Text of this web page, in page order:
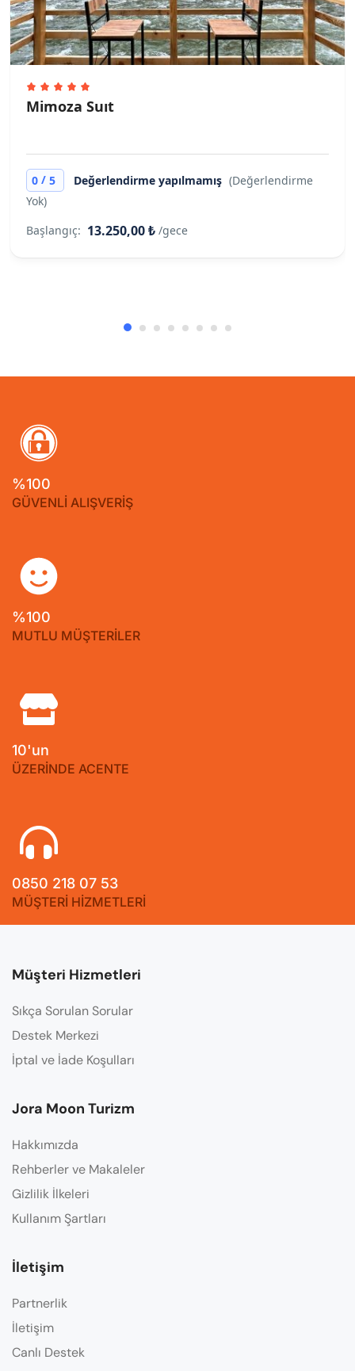
Mimoza Suıt
0 / 5 Değerlendirme yapılmamış (Değerlendirme
Yok)
Başlangıç: 13.250,00 ₺ /gece
%100
GÜVENLİ ALIŞVERİŞ
%100
MUTLU MÜŞTERİLER
10'un
ÜZERİNDE ACENTE
0850 218 07 53
MÜŞTERİ HİZMETLERİ
Müşteri Hizmetleri
Sıkça Sorulan Sorular
Destek Merkezi
İptal ve İade Koşulları
Jora Moon Turizm
Hakkımızda
Rehberler ve Makaleler
Gizlilik İlkeleri
Kullanım Şartları
İletişim
Partnerlik
İletişim
Canlı Destek